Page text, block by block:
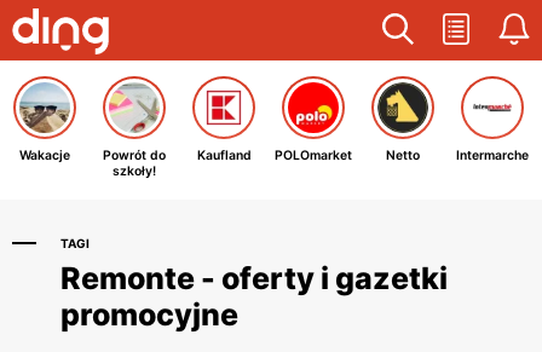
Wakacje
Powrót do
szkoły!
Kaufland POLOmarket Netto Intermarche
TAGI
Remonte - oferty i gazetki
promocyjne